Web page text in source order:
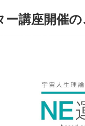
講座開催の